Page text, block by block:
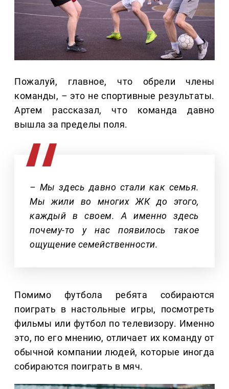
Пожалуй, главное, что обрели члены
команды, – это не спортивные результаты.
Артем рассказал, что команда давно
вышла за пределы поля.
– Мы здесь давно стали как семья.
Мы жили во многих ЖК до этого,
каждый в своем. А именно здесь
почему-то у нас появилось такое
ощущение семейственности.
Помимо футбола ребята собираются
поиграть в настольные игры, посмотреть
фильмы или футбол по телевизору. Именно
это, по его мнению, отличает их команду от
обычной компании людей, которые иногда
собираются поиграть в мяч.